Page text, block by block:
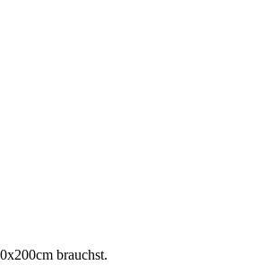
brauchst.